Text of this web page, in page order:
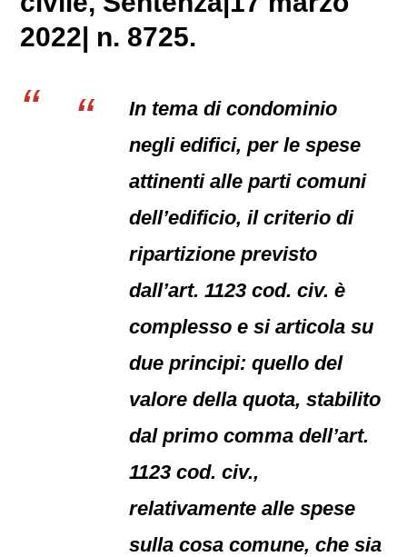
2022| n. 8725.
In tema di condominio
negli edifici, per le spese
attinenti alle parti comuni
dell’edificio, il criterio di
ripartizione previsto
dall’art. 1123 cod. civ. è
complesso e si articola su
due principi: quello del
valore della quota, stabilito
dal primo comma dell’art.
1123 cod. civ.,
relativamente alle spese
sulla cosa comune, che sia